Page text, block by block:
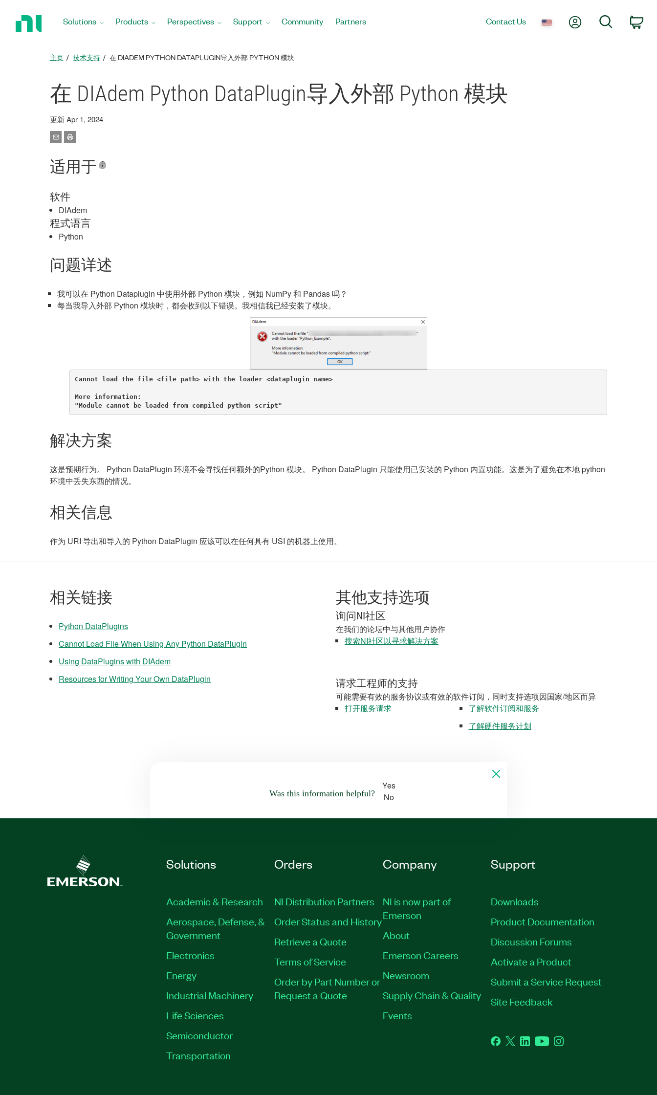
Solutions Products Perspectives Support Community Partners Contact Us My AccountSearch
主页 技术支持 在 DIADEM PYTHON DATAPLUGIN导入外部 PYTHON 模块
在 DIAdem Python DataPlugin导入外部 Python 模块
更新 Apr 1, 2024
适用于
软件
DIAdem
程式语言
Python
问题详述
我可以在 Python Dataplugin 中使用外部 Python 模块，例如 NumPy 和 Pandas 吗？
每当我导入外部 Python 模块时，都会收到以下错误。我相信我已经安装了模块。
Cannot load the file <file path> with the loader <dataplugin name>
More information:
"Module cannot be loaded from compiled python script"
解决方案
这是预期行为。 Python DataPlugin 环境不会寻找任何额外的Python 模块。 Python DataPlugin 只能使用已安装的 Python 内置功能。这是为了避免在本地 python
环境中丢失东西的情况。
相关信息
作为 URI 导出和导入的 Python DataPlugin 应该可以在任何具有 USI 的机器上使用。
相关链接
Python DataPlugins
Cannot Load File When Using Any Python DataPlugin
Using DataPlugins with DIAdem
Resources for Writing Your Own DataPlugin
其他支持选项
询问NI社区
在我们的论坛中与其他用户协作
搜索NI社区以寻求解决方案
请求工程师的支持
可能需要有效的服务协议或有效的软件订阅，同时支持选项因国家/地区而异
打开服务请求
了解软件订阅和服务
了解硬件服务计划
Was this information helpful?
Yes
No
Solutions
Academic & Research
Aerospace, Defense, &
Government
Electronics
Energy
Industrial Machinery
Life Sciences
Semiconductor
Transportation
Orders
NI Distribution Partners
Order Status and History
Retrieve a Quote
Terms of Service
Order by Part Number or
Request a Quote
Company
NI is now part of
Emerson
About
Emerson Careers
Newsroom
Supply Chain & Quality
Events
Support
Downloads
Product Documentation
Discussion Forums
Activate a Product
Submit a Service Request
Site Feedback
Facebook
TwitterLinkedInYouTubeInstagram